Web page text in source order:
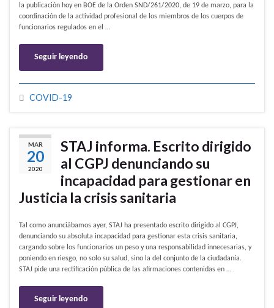
la publicación hoy en BOE de la Orden SND/261/2020, de 19 de marzo, para la
coordinación de la actividad profesional de los miembros de los cuerpos de
funcionarios regulados en el …
Seguir leyendo
COVID-19
MAR
20
2020
STAJ informa. Escrito dirigido
al CGPJ denunciando su
incapacidad para gestionar en
Justicia la crisis sanitaria
Tal como anunciábamos ayer, STAJ ha presentado escrito dirigido al CGPJ,
denunciando su absoluta incapacidad para gestionar esta crisis sanitaria,
cargando sobre los funcionarios un peso y una responsabilidad innecesarias, y
poniendo en riesgo, no solo su salud, sino la del conjunto de la ciudadanía.
STAJ pide una rectificación pública de las afirmaciones contenidas en …
Seguir leyendo